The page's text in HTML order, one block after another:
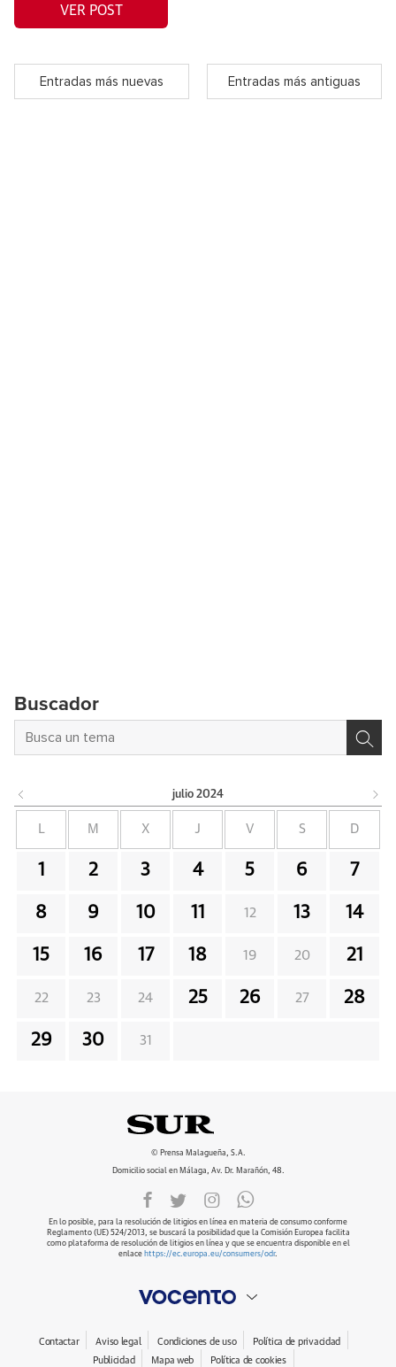
VER POST
Entradas más nuevas Entradas más antiguas
Buscador
julio 2024
L M X J V S D
1 2 3 4 5 6 7
8 9 10 11 12 13 14
15 16 17 18 19 20 21
22 23 24 25 26 27 28
29 30 31
© Prensa Malagueña, S.A.
Domicilio social en Málaga, Av. Dr. Marañón, 48.
En lo posible, para la resolución de litigios en línea en materia de consumo conforme
Reglamento (UE) 524/2013, se buscará la posibilidad que la Comisión Europea facilita
como plataforma de resolución de litigios en línea y que se encuentra disponible en el
enlace https://ec.europa.eu/consumers/odr.
Contactar Aviso legal Condiciones de uso
Política de privacidad
Publicidad
Mapa web Política de cookies